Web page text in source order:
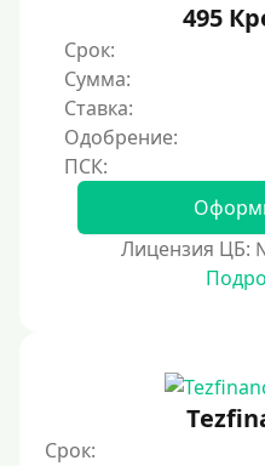
495
Срок:
Сумма:
Ставка:
Одобрение:
Лицензия ЦБ:
Срок: